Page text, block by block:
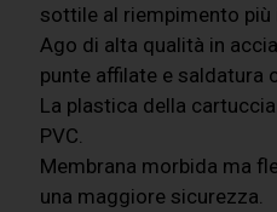
sottile al riempimento più
Ago di alta qualità in
punte affilate e saldatura
La plastica della
PVC.
Membrana morbida ma
una maggiore sicurezza.